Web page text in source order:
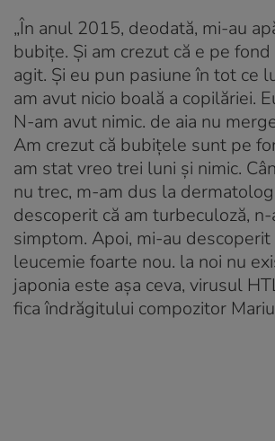
„În anul 2015, deodată, mi-au
bubițe. Și am crezut că e pe
agit. Și eu pun pasiune în tot ce
am avut nicio boală a copilăriei.
N-am avut nimic. de aia nu
Am crezut că bubițele sunt pe
am stat vreo trei luni și nimic.
nu trec, m-am dus la
descoperit că am turbeculoză,
simptom. Apoi, mi-au
leucemie foarte nou. la noi nu
japonia este așa ceva, virusul
fica îndrăgitului compozitor